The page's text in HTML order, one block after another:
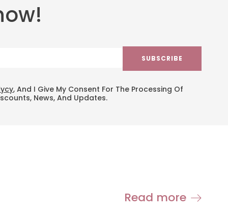
SUBSCRIBE
, And I Give My Consent For The Processing Of
News, And Updates.
Read more